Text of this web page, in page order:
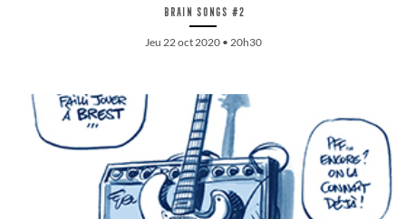
Brain songs #2
Jeu 22 oct 2020 • 20h30